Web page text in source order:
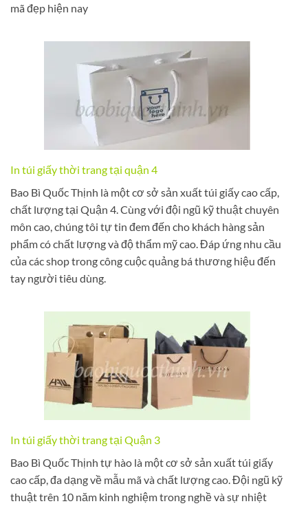
mã đẹp hiện nay
In túi giấy thời trang tại quận 4
Bao Bì Quốc Thịnh là một cơ sở sản xuất túi giấy cao cấp,
chất lượng tại Quận 4. Cùng với đội ngũ kỹ thuật chuyên
môn cao, chúng tôi tự tin đem đến cho khách hàng sản
phẩm có chất lượng và độ thẩm mỹ cao. Đáp ứng nhu cầu
của các shop trong công cuộc quảng bá thương hiệu đến
tay người tiêu dùng.
In túi giấy thời trang tại Quận 3
Bao Bì Quốc Thịnh tự hào là một cơ sở sản xuất túi giấy
cao cấp, đa dạng về mẫu mã và chất lượng cao. Đội ngũ kỹ
thuật trên 10 năm kinh nghiệm trong nghề và sự nhiệt